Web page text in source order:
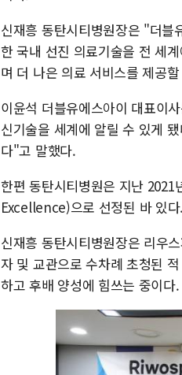
신재흥 동탄시티병원장은 "더블
한 국내 선진 의료기술을 전 세
며 더 나은 의료 서비스를 제공
이윤석 더블유에스아이 대표이
신기술을 세계에 알릴 수 있게
다"고 말했다.
한편 동탄시티병원은 지난
Excellence)으로 선정된 바 있
신재흥 동탄시티병원장은 리우
자 및 교관으로 수차례 초청된
하고 후배 양성에 힘쓰는 중이다.